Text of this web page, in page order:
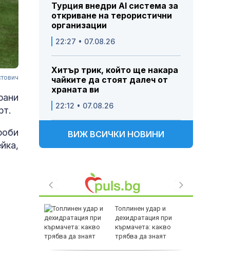
Турция внедри AI система за
откриване на терористични
организации
22:27 • 07.08.26
Хитър трик, който ще накара
чайките да стоят далеч от
храната ви
22:12 • 07.08.26
ВИЖ ВСИЧКИ НОВИНИ
Топлинен удар и
дехидратация при
кърмачета: какво
трябва да знаят